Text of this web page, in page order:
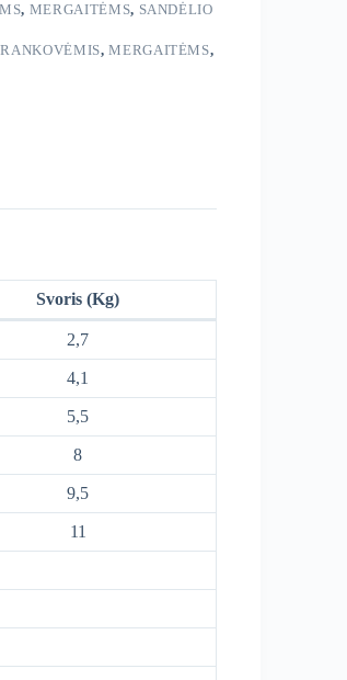
, MERGAITĖMS, SANDĖLIO
,MERGAITĖMS,
Svoris (Kg)
2,7
4,1
5,5
8
9,5
11